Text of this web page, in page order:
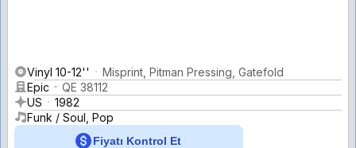
Vinyl 10-12''
Misprint, Pitman Pressing, Gatefold
Epic
QE 38112
US
1982
Funk / Soul, Pop
Fiyatı Kontrol Et